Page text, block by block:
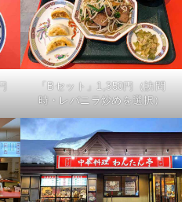
「Bセット」1,350円（訪問
時・レバニラ炒めを選択）